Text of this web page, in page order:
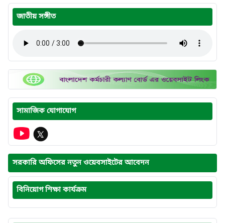
জাতীয় সঙ্গীত
সামাজিক যোগাযোগ
সরকারি অফিসের নতুন ওয়েবসাইটের আবেদন
বিনিয়োগ শিক্ষা কার্যক্রম